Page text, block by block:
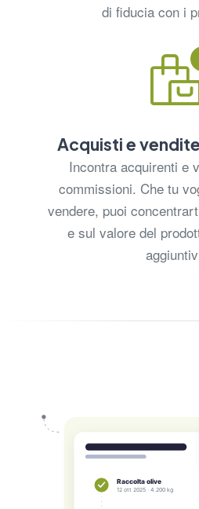
di fiducia con i
Acquisti e
Incontra acquirenti e
commissioni. Che tu
vendere, puoi
e sul valore del